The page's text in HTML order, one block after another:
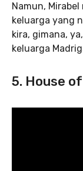
Namun,
keluarga yang
kira, gimana,
keluarga
5. House